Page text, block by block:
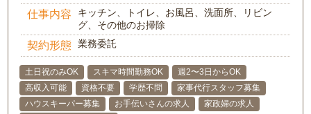
仕事内容
キッチン、トイレ、お風呂、洗面所、リビン
グ、その他のお掃除
契約形態 業務委託
土日祝のみOK スキマ時間勤務OK
週2〜3日からOK
高収入可能
資格不要 学歴不問
家事代行スタッフ募集
ハウスキーパー募集
お手伝いさんの求人
家政婦の求人